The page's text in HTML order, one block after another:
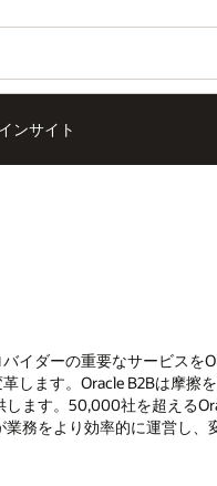
ンサイト
イダーの重要なサービスを
します。Oracle B2Bは摩擦
ます。50,000社を超える
務をより効率的に運営し、